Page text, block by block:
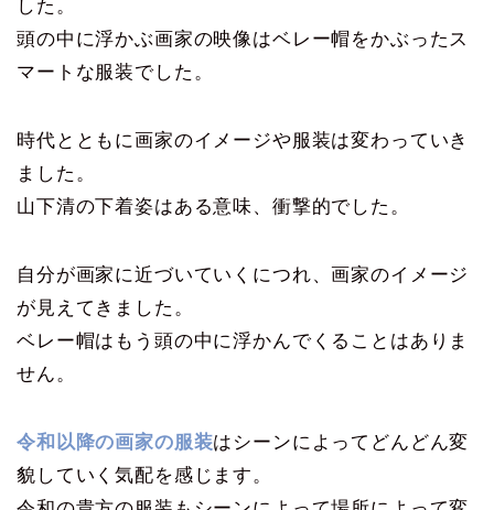
した。
頭の中に浮かぶ画家の映像はベレー帽をかぶったス
マートな服装でした。
時代とともに画家のイメージや服装は変わっていき
ました。
山下清の下着姿はある意味、衝撃的でした。
自分が画家に近づいていくにつれ、画家のイメージ
が見えてきました。
ベレー帽はもう頭の中に浮かんでくることはありま
せん。
令和以降の画家の服装はシーンによってどんどん変
貌していく気配を感じます。